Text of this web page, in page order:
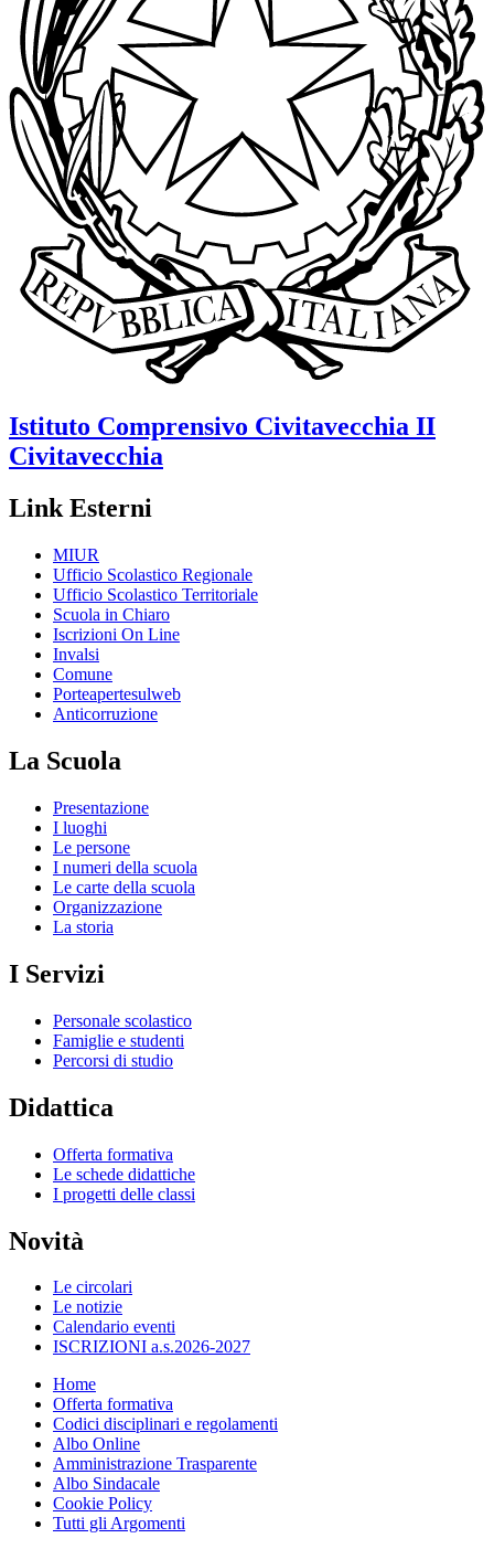
Istituto Comprensivo Civitavecchia II
Civitavecchia
Link Esterni
MIUR
Ufficio Scolastico Regionale
Ufficio Scolastico Territoriale
Scuola in Chiaro
Iscrizioni On Line
Invalsi
Comune
Porteapertesulweb
Anticorruzione
La Scuola
Presentazione
I luoghi
Le persone
I numeri della scuola
Le carte della scuola
Organizzazione
La storia
I Servizi
Personale scolastico
Famiglie e studenti
Percorsi di studio
Didattica
Offerta formativa
Le schede didattiche
I progetti delle classi
Novità
Le circolari
Le notizie
Calendario eventi
ISCRIZIONI a.s.2026-2027
Home
Offerta formativa
Codici disciplinari e regolamenti
Albo Online
Amministrazione Trasparente
Albo Sindacale
Cookie Policy
Tutti gli Argomenti